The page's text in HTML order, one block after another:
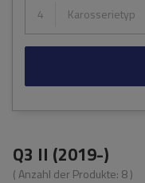
4 Karosserietyp
Q3 II (2019-)
( Anzahl der Produkte: 8)